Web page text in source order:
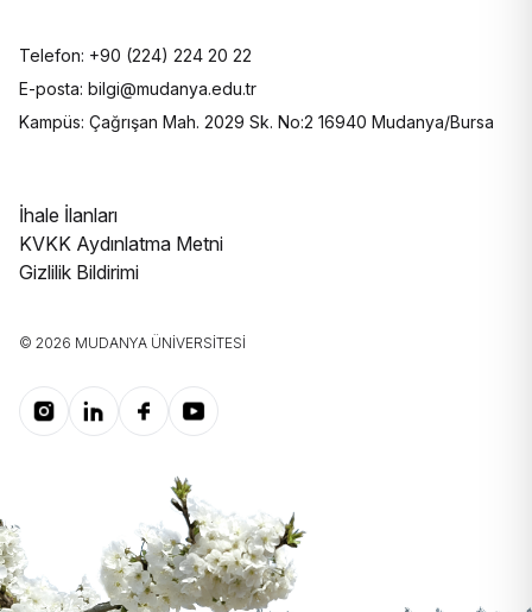
Telefon: +90 (224) 224 20 22
E-posta: bilgi@mudanya.edu.tr
Kampüs: Çağrışan Mah. 2029 Sk. No:2 16940 Mudanya/Bursa
İhale İlanları
KVKK Aydınlatma Metni
Gizlilik Bildirimi
© 2026 MUDANYA ÜNIVERSITESI